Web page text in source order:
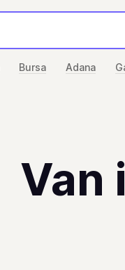
Bursa Adana
Van